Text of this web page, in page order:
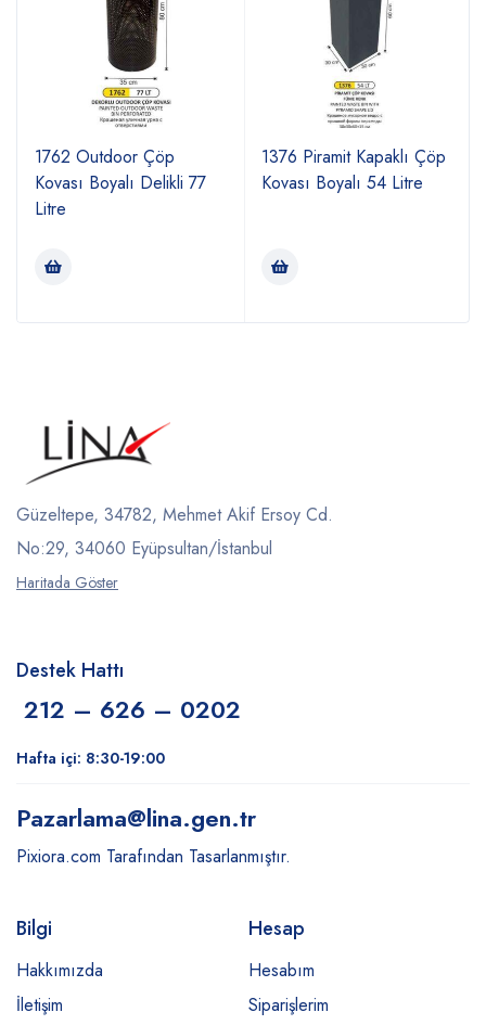
1762 Outdoor Çöp
Kovası Boyalı Delikli 77
Litre
1376 Piramit Kapaklı Çöp
Kovası Boyalı 54 Litre
Güzeltepe, 34782, Mehmet Akif Ersoy Cd.
No:29, 34060 Eyüpsultan/İstanbul
Haritada Göster
Destek Hattı
212 – 626 – 0202
Hafta içi: 8:30-19:00
Pazarlama@lina.gen.tr
Pixiora.com Tarafından Tasarlanmıştır.
Bilgi
Hakkımızda
İletişim
Hesap
Hesabım
Siparişlerim